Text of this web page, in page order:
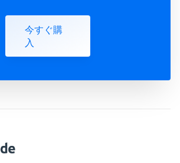
今すぐ購
入